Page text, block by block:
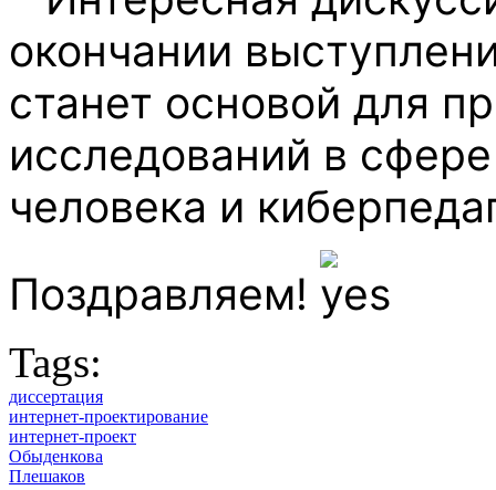
окончании
станет основой для
исследований в
человека и
Поздравляем!
Tags:
диссертация
интернет-проектирование
интернет-проект
Обыденкова
Плешаков